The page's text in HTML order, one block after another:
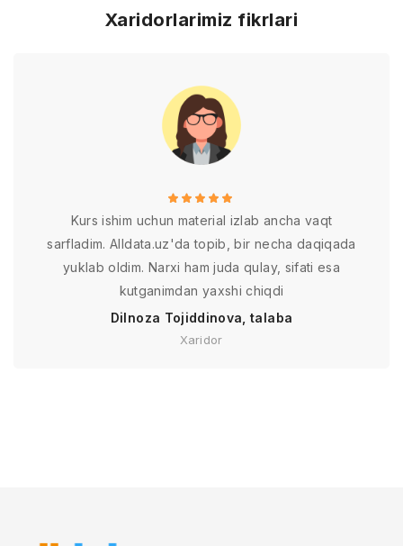
Xaridorlarimiz fikrlari
Kurs ishim uchun material izlab ancha vaqt
sarfladim. Alldata.uz'da topib, bir necha daqiqada
yuklab oldim. Narxi ham juda qulay, sifati esa
kutganimdan yaxshi chiqdi
Dilnoza Tojiddinova, talaba
Xaridor